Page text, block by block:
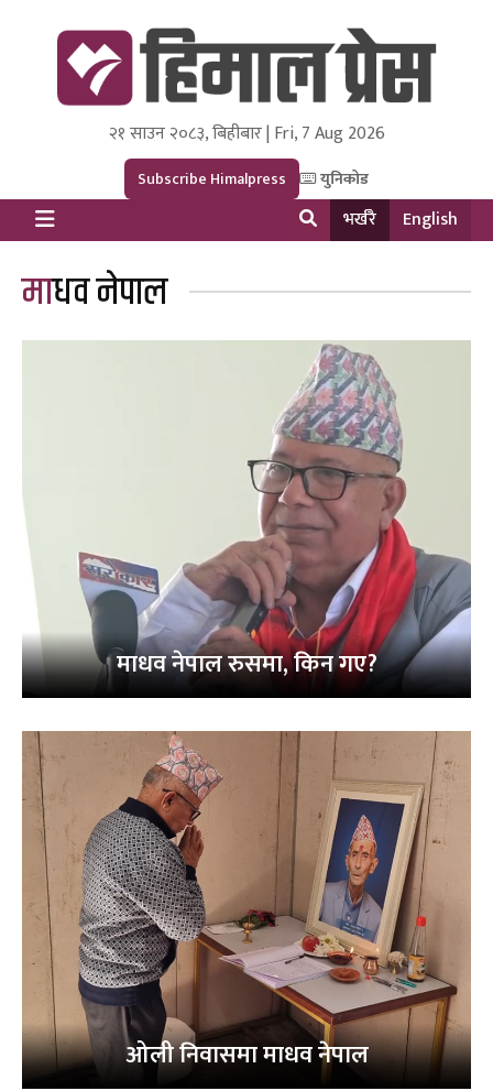
Himal Press
Dot NewsyNepal Media and Research Pvt Ltd.
२१ साउन २०८३, बिहीबार | Fri, 7 Aug 2026
Subscribe Himalpress युनिकोड
भर्खरै English
माधव नेपाल
माधव नेपाल रुसमा, किन गए?
ओली निवासमा माधव नेपाल